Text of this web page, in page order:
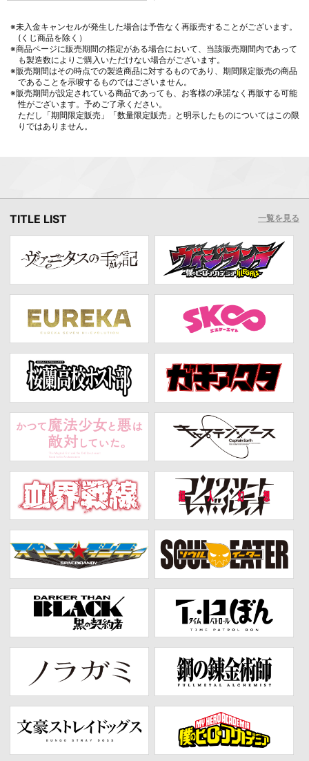
※未入金キャンセルが発生した場合は予告なく再販売することがございます。
(くじ商品を除く）
※商品ページに販売期間の指定がある場合において、当該販売期間内であって
も製造数によりご購入いただけない場合がございます。
※販売期間はその時点での製造商品に対するものであり、期間限定販売の商品
であることを示唆するものではございません。
※販売期間が設定されている商品であっても、お客様の承諾なく再販する可能
性がございます。予めご了承ください。
ただし「期間限定販売」「数量限定販売」と明示したものについてはこの限
りではありません。
TITLE LIST 一覧を見る